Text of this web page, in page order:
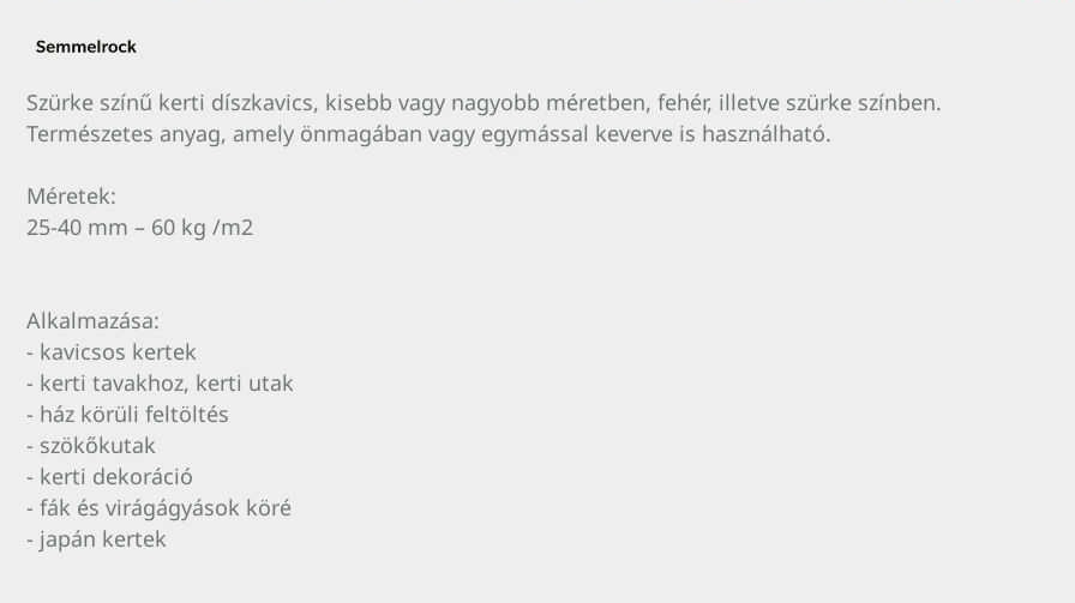
Szürke színű kerti díszkavics, kisebb vagy nagyobb méretben, fehér, illetve szürke színben.
Természetes anyag, amely önmagában vagy egymással keverve is használható.
Méretek:
25-40 mm – 60 kg /m2
Alkalmazása:
- kavicsos kertek
- kerti tavakhoz, kerti utak
- ház körüli feltöltés
- szökőkutak
- kerti dekoráció
- fák és virágágyások köré
- japán kertek